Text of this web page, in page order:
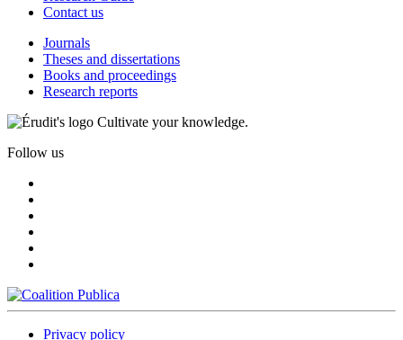
Contact us
Journals
Theses and dissertations
Books and proceedings
Research reports
Cultivate your knowledge.
Follow us
Privacy policy